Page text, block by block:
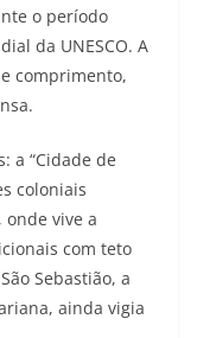
o período
da UNESCO. A
comprimento,
a “Cidade de
coloniais
onde vive a
com teto
Sebastião, a
ainda vigia